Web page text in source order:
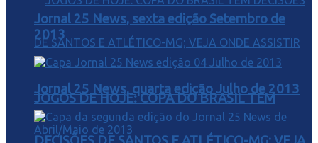
JOGOS DE HOJE: COPA DO BRASIL TEM
Jornal 25 News, sexta edição Setembro de
2013
Jornal 25 News, quarta edição Julho de 2013